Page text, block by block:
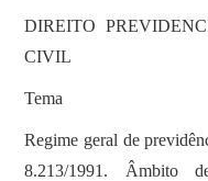
DIREITO
CIVIL
Tema
Regime geral de
8.213/1991. Âmbito